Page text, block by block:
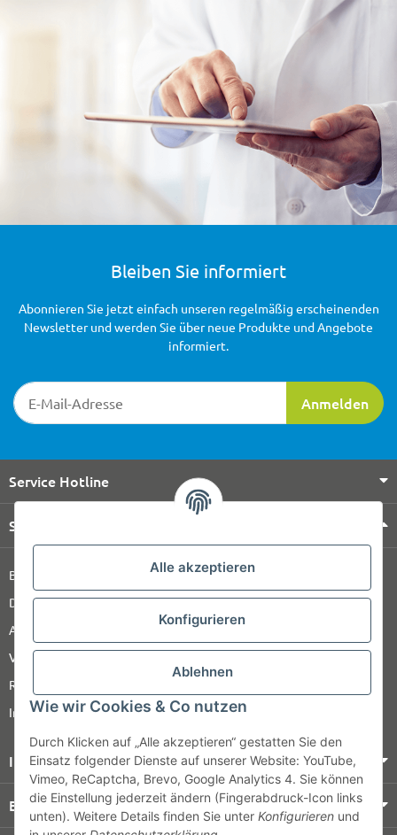
Alle akzeptieren
Konfigurieren
Ablehnen
Wie wir Cookies & Co nutzen
Durch Klicken auf „Alle akzeptieren“ gestatten Sie den
Einsatz folgender Dienste auf unserer Website: YouTube,
Vimeo, ReCaptcha, Brevo, Google Analytics 4. Sie können
die Einstellung jederzeit ändern (Fingerabdruck-Icon links
unten). Weitere Details finden Sie unter Konfigurieren und
Bleiben Sie informiert
Newsletter-Registrierung
Anmelden
Abonnieren Sie jetzt einfach unseren regelmäßig erscheinenden
Newsletter und werden Sie über neue Produkte und Angebote
informiert.
Service Hotline
Shop Service
Barrierefreiheitserklärung
Datenschutz
AGB
Versandinformationen
Retour
Impressum
Informationen
Bezahlung & Versand